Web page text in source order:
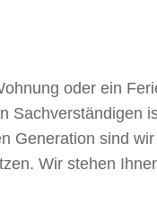
oder ein
Sachverständigen
Generation sind
Wir stehen